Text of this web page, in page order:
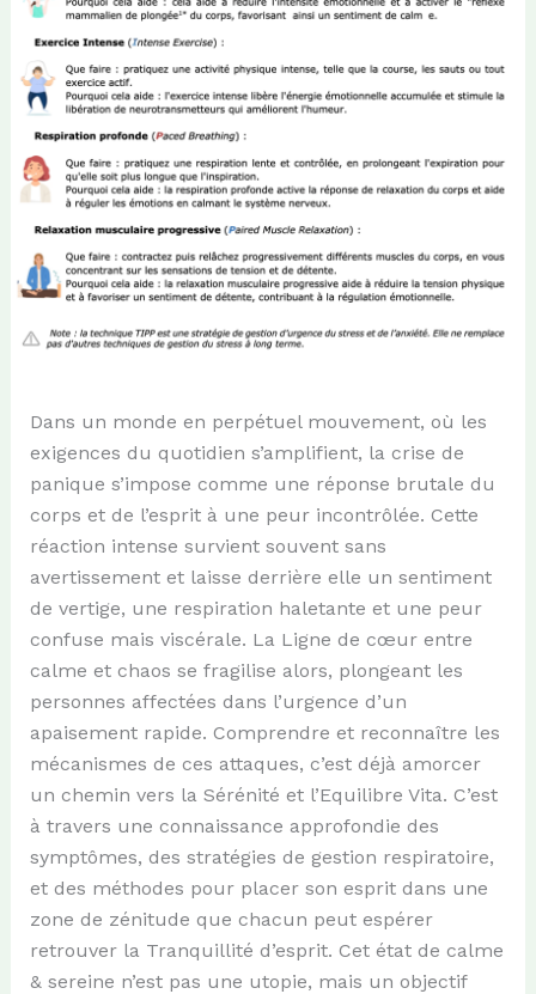
Dans un monde en perpétuel mouvement, où les
exigences du quotidien s’amplifient, la crise de
panique s’impose comme une réponse brutale du
corps et de l’esprit à une peur incontrôlée. Cette
réaction intense survient souvent sans
avertissement et laisse derrière elle un sentiment
de vertige, une respiration haletante et une peur
confuse mais viscérale. La Ligne de cœur entre
calme et chaos se fragilise alors, plongeant les
personnes affectées dans l’urgence d’un
apaisement rapide. Comprendre et reconnaître les
mécanismes de ces attaques, c’est déjà amorcer
un chemin vers la Sérénité et l’Equilibre Vita. C’est
à travers une connaissance approfondie des
symptômes, des stratégies de gestion respiratoire,
et des méthodes pour placer son esprit dans une
zone de zénitude que chacun peut espérer
retrouver la Tranquillité d’esprit. Cet état de calme
& sereine n’est pas une utopie, mais un objectif